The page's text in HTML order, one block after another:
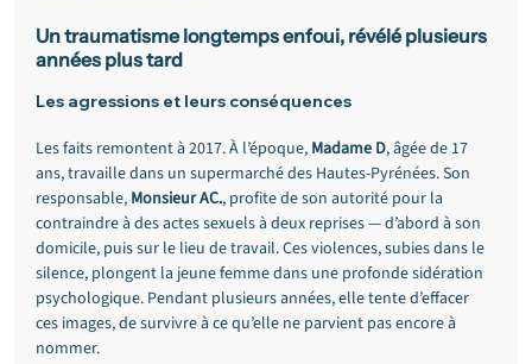
Un traumatisme longtemps enfoui, révélé plusieurs
années plus tard
Les agressions et leurs conséquences
Les faits remontent à 2017. À l’époque, Madame D, âgée de 17
ans, travaille dans un supermarché des Hautes-Pyrénées. Son
responsable, Monsieur AC., profite de son autorité pour la
contraindre à des actes sexuels à deux reprises — d’abord à son
domicile, puis sur le lieu de travail. Ces violences, subies dans le
silence, plongent la jeune femme dans une profonde sidération
psychologique. Pendant plusieurs années, elle tente d’effacer
ces images, de survivre à ce qu’elle ne parvient pas encore à
nommer.